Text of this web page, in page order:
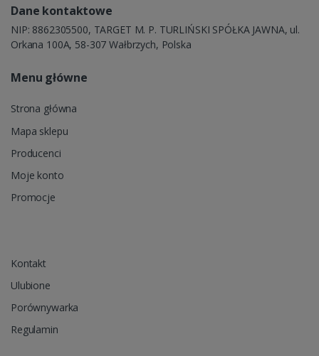
Dane kontaktowe
NIP: 8862305500, TARGET M. P. TURLIŃSKI SPÓŁKA JAWNA, ul.
Orkana 100A, 58-307 Wałbrzych, Polska
Menu główne
Strona główna
Mapa sklepu
Producenci
Moje konto
Promocje
Kontakt
Ulubione
Porównywarka
Regulamin